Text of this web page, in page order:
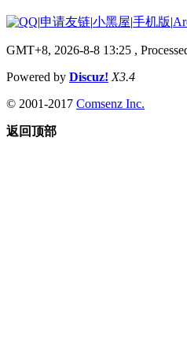
|申请友链|小黑屋|手机版|
GMT+8, 2026-8-8 13:25 ,
Powered by Discuz! X3.4
© 2001-2017 Comsenz Inc.
返回顶部